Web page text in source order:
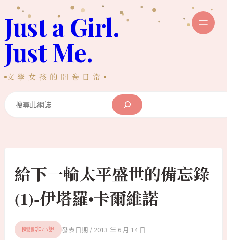
至
主
內
容
Just a Girl.
Just Me.
文學女孩的開卷日常
給下一輪太平盛世的備忘錄
(1)-伊塔羅•卡爾維諾
閱讀非小說 2013 年 6 月 14 日